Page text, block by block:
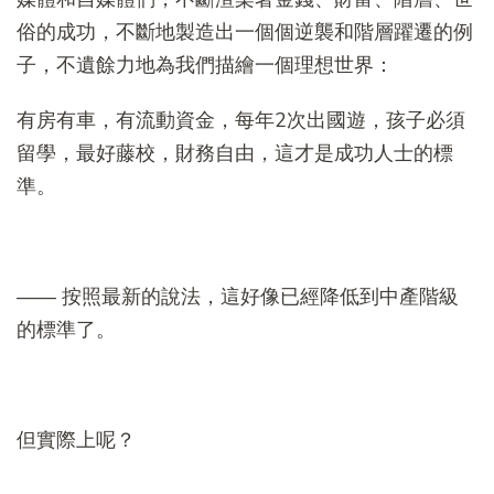
俗的成功，不斷地製造出一個個逆襲和階層躍遷的例
子，不遺餘力地為我們描繪一個理想世界：
有房有車，有流動資金，每年2次出國遊，孩子必須
留學，最好藤校，財務自由，這才是成功人士的標
準。
—— 按照最新的說法，這好像已經降低到中產階級
的標準了。
但實際上呢？